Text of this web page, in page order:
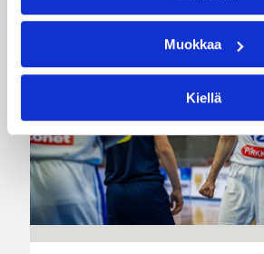
Muokkaa
Kiellä